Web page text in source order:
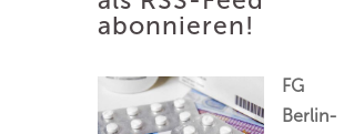
abonnieren!
FG
Berlin-